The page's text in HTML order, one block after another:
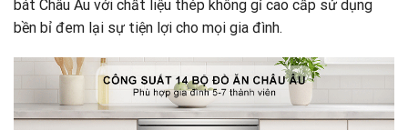
bát Châu Âu với chất liệu thép không gỉ cao cấp sử dụng
bền bỉ đem lại sự tiện lợi cho mọi gia đình.